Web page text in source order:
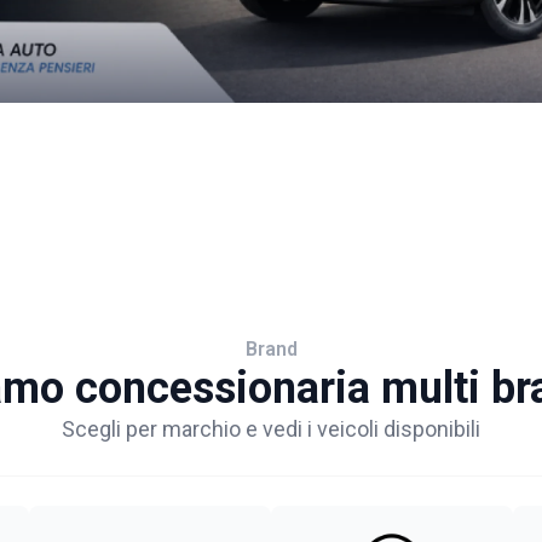
Brand
concessionaria multi
Scegli per marchio e vedi i veicoli disponibili